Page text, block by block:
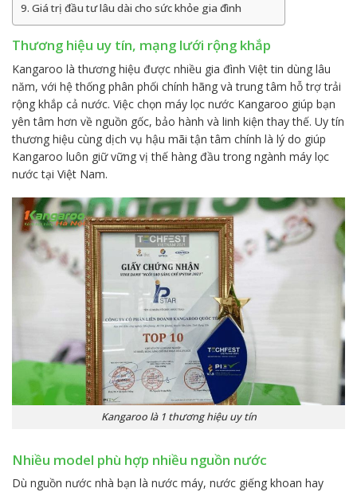
Giá trị đầu tư lâu dài cho sức khỏe gia đình
Thương hiệu uy tín, mạng lưới rộng khắp
Kangaroo là thương hiệu được nhiều gia đình Việt tin dùng lâu
năm, với hệ thống phân phối chính hãng và trung tâm hỗ trợ trải
rộng khắp cả nước. Việc chọn máy lọc nước Kangaroo giúp bạn
yên tâm hơn về nguồn gốc, bảo hành và linh kiện thay thế. Uy tín
thương hiệu cùng dịch vụ hậu mãi tận tâm chính là lý do giúp
Kangaroo luôn giữ vững vị thế hàng đầu trong ngành máy lọc
nước tại Việt Nam.
Kangaroo là 1 thương hiệu uy tín
Nhiều model phù hợp nhiều nguồn nước
Dù nguồn nước nhà bạn là nước máy, nước giếng khoan hay